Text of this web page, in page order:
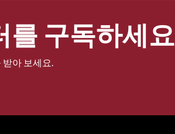
를 구독하세요
받아 보세요.